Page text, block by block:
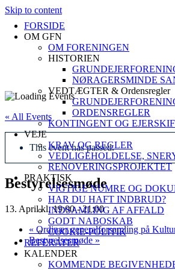
Skip to content
FORSIDE
OM GFN
OM FORENINGEN
HISTORIEN
NØRAGERSMINDE
VEDTÆGTER & Ordensregler
ORDENSREGLER
KONTINGENT OG
VEJE
KRAV OG REGLER
VEDLIGEHOLDELSE,
RENOVERINGSPROJEKTET
PRAKTISK
VIGTIGE NUMRE OG
HAR DU HAFT INDBRUD?
INDSAMLING AF AFFALD
GODT NABOSKAB
COOKIE-POLITIK
REFERATER
KALENDER
KOMMENDE
« All Events
This event has passed.
Bestyrelsesmøde
13. April kl. 19:00-21:00
« Ordinær generalforsamling på
Bestyrelsesmøde »